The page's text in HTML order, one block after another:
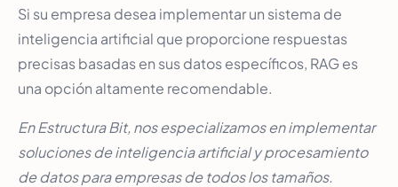
Si su empresa desea implementar un sistema de
inteligencia artificial que proporcione respuestas
precisas basadas en sus datos específicos, RAG es
una opción altamente recomendable.
En Estructura Bit, nos especializamos en implementar
soluciones de inteligencia artificial y procesamiento
de datos para empresas de todos los tamaños.